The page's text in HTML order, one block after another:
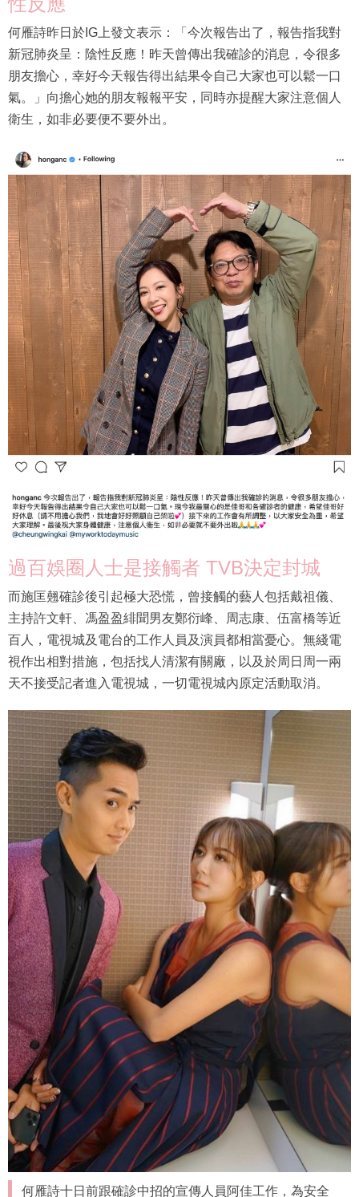
何雁詩昨日於IG上發文表示：「今次報告出了，報告指我對
新冠肺炎呈：陰性反應！昨天曾傳出我確診的消息，令很多
朋友擔心，幸好今天報告得出結果令自己大家也可以鬆一口
氣。」向擔心她的朋友報報平安，同時亦提醒大家注意個人
衛生，如非必要便不要外出。
過百娛圈人士是接觸者 TVB決定封城
而施匡翹確診後引起極大恐慌，曾接觸的藝人包括戴祖儀、
主持許文軒、馮盈盈緋聞男友鄭衍峰、周志康、伍富橋等近
百人，電視城及電台的工作人員及演員都相當憂心。無綫電
視作出相對措施，包括找人清潔有關廠，以及於周日周一兩
天不接受記者進入電視城，一切電視城內原定活動取消。
何雁詩十日前跟確診中招的宣傳人員阿佳工作，為安全